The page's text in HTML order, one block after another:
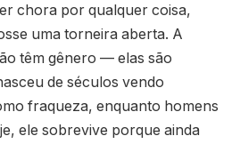
chora por qualquer coisa,
uma torneira aberta. A
têm gênero — elas são
de séculos vendo
fraqueza, enquanto homens
ele sobrevive porque ainda